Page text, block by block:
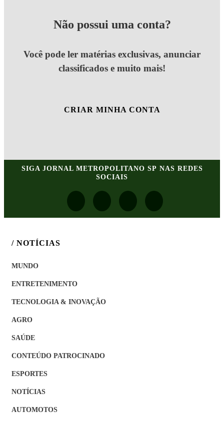
Não possui uma conta?
Você pode ler matérias exclusivas, anunciar
classificados e muito mais!
CRIAR MINHA CONTA
SIGA JORNAL METROPOLITANO SP NAS REDES
SOCIAIS
/ NOTÍCIAS
MUNDO
ENTRETENIMENTO
TECNOLOGIA & INOVAÇÃO
AGRO
SAÚDE
CONTEÚDO PATROCINADO
ESPORTES
NOTÍCIAS
AUTOMOTOS